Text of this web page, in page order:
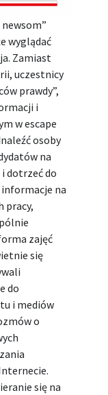
wyglądać
Zamiast
uczestnicy
prawdy”,
i
w escape
osoby
na
dotrzeć do
na
pracy,
zajęć
się
do
i mediów
o
się na